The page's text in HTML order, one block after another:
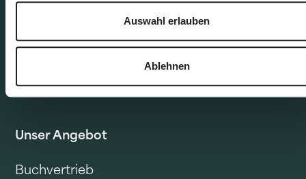
Auswahl erlauben
Ablehnen
Unser Angebot
Buchvertrieb